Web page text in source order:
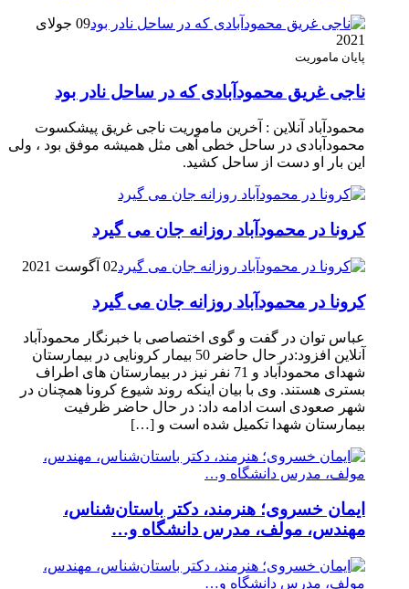
09 جولای
2021
پایان ماموریت
ناجی غریق محمودآبادی که در ساحل نادر بود
محمودآباد آنلاین : آخرین ماموریت ناجی غریق پیشکسوت
محمودآبادی در ساحل خطی آهی مثل همیشه موفق بود ، ولی
این بار او دست از ساحل کشید.
کرونا در محمودآباد روزانه جان می گیرد
02 آگوست 2021
کرونا در محمودآباد روزانه جان می گیرد
عباس توان در گفت و گوی اختصاصی با خبرنگار محمودآباد
آنلاین افزود:در حال حاضر 50 بیمار کرونایی در بیمارستان
شهدای محمودآباد و 71 نفر نیز در بیمارستان های اطراف
بستری هستند. وی با بیان اینکه روند شیوع کرونا همچنان در
شهر صعودی است ادامه داد: در حال حاضر ظرفیت
بیمارستان شهدا تکمیل شده است و […]
ایمان خسروی؛ هنرمند، دکتر باستان‌شناس،
مهندس، مولف، مدرس دانشگاه و…